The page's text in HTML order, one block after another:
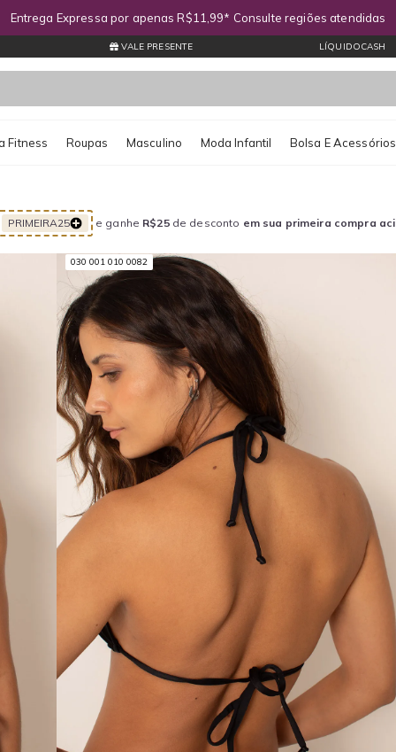
Entrega Expressa por apenas R$11,99* Consulte regiões atendidas
VALE PRESENTE LÍQUIDOCASH
Bolsa E Acessórios
Masculino Moda Infantil
Roupas
Fitness
PRIMEIRA25 e ganhe R$25de desconto em sua primeira compra
030 001 010 0082